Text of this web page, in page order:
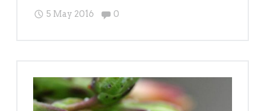
total"
5 May 2016 Comments:
0